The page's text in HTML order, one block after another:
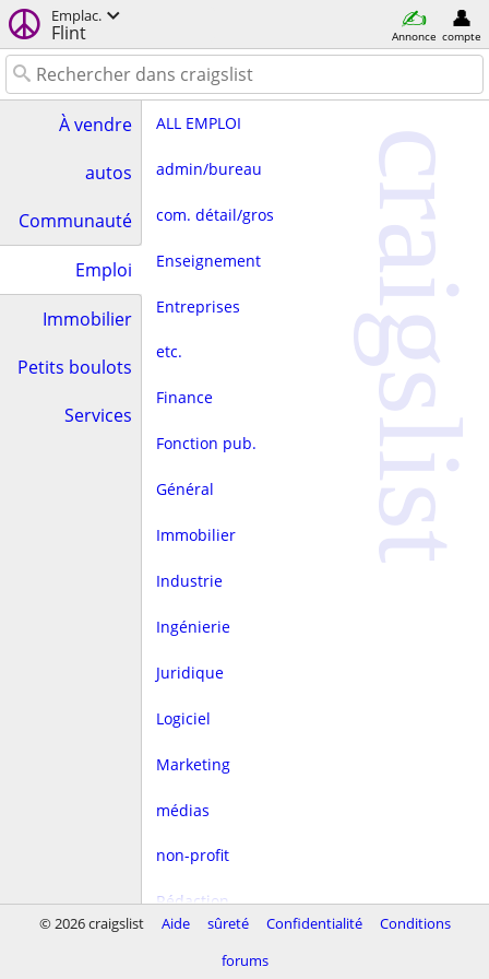
Emplac.
Flint Annonce compte
À vendre
autos
Communauté
Emploi
Immobilier
Petits boulots
Services
ALL EMPLOI
admin/bureau
com. détail/gros
Enseignement
Entreprises
etc.
Finance
Fonction pub.
Général
Immobilier
Industrie
Ingénierie
Juridique
Logiciel
Marketing
médias
non-profit
Rédaction
craigslist
© 2026 craigslist Aide sûreté Confidentialité
Conditions
forums